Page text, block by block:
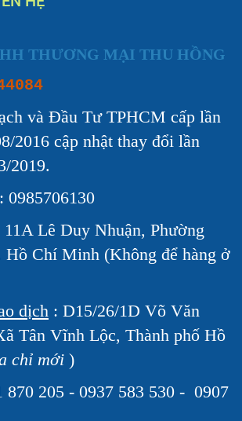
THƯƠNG MẠI THU HỒNG
và Đầu Tư TPHCM cấp lần
2016 cập nhật thay đổi lần
2019.
: 0985706130
11A Lê Duy Nhuận, Phường
Hồ Chí Minh (Không để hàng ở
dịch : D15/26/1D Võ Văn
Tân Vĩnh Lộc, Thành phố Hồ
chỉ mới )
870 205 - 0937 583 530 - 0907